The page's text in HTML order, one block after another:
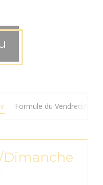
Formule du Vendredi/
Dimanche